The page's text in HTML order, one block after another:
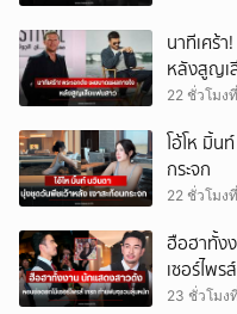
นาทีเศร้
หลังสูญเ
22 ชั่วโมง
โอ้โห มิ้น
กระจก
22 ชั่วโมง
ฮือฮาทั้ง
เซอร์ไพ
23 ชั่วโมง